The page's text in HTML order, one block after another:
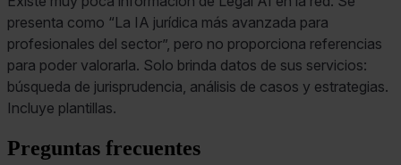
presenta como “La IA jurídica más avanzada para
profesionales del sector”, pero no proporciona referencias
para poder valorarla. Solo brinda datos de sus servicios:
búsqueda de jurisprudencia, análisis de casos y estrategias.
Incluye plantillas.
Preguntas frecuentes